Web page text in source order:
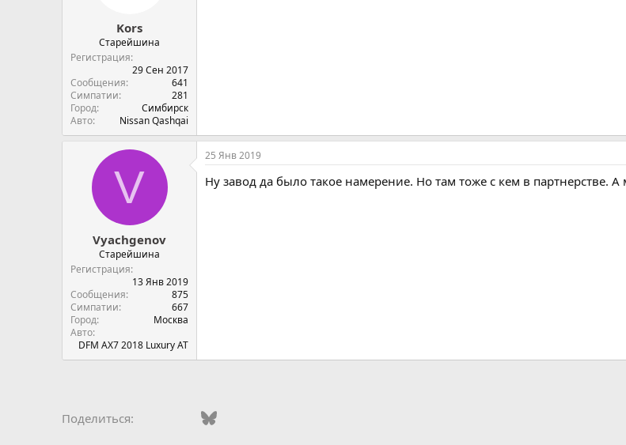
Kors
Старейшина
Регистрация
29 Сен 2017
Сообщения
641
Симпатии
281
Город
Симбирск
Авто
Nissan Qashqai
V
Vyachgenov
Старейшина
Регистрация
13 Янв 2019
Сообщения
875
Симпатии
667
Город
Москва
Авто
DFM AX7 2018 Luxury AT
25 Янв 2019
Ну завод да было такое намерение. Но там тоже с кем в партнерстве. А
Поделиться: Vkontakte
FacebookBluesky